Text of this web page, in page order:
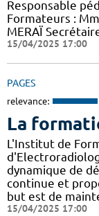
Responsable
Formateurs :
MERAÏ
15/04/2025 17:00
PAGES
relevance:
La
L'Institut de
dynamique de
continue et
but est de
15/04/2025 17:00